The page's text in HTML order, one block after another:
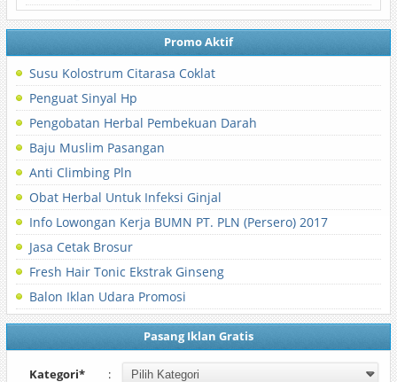
Promo Aktif
Susu Kolostrum Citarasa Coklat
Penguat Sinyal Hp
Pengobatan Herbal Pembekuan Darah
Baju Muslim Pasangan
Anti Climbing Pln
Obat Herbal Untuk Infeksi Ginjal
Info Lowongan Kerja BUMN PT. PLN (Persero) 2017
Jasa Cetak Brosur
Fresh Hair Tonic Ekstrak Ginseng
Balon Iklan Udara Promosi
Pasang Iklan Gratis
Kategori* :